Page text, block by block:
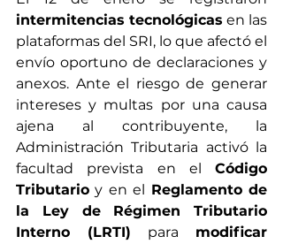
intermitencias tecnológicas en las
plataformas del SRI, lo que afectó el
envío oportuno de declaraciones y
anexos. Ante el riesgo de generar
intereses y multas por una causa
ajena al contribuyente, la
Administración Tributaria activó la
facultad prevista en el Código
Tributario y en el Reglamento de
la Ley de Régimen Tributario
Interno (LRTI) para modificar